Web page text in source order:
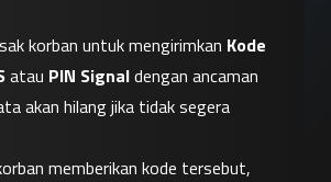
korban untuk mengirimkan Kode
atau PIN Signal dengan ancaman
akan hilang jika tidak segera
memberikan kode tersebut,